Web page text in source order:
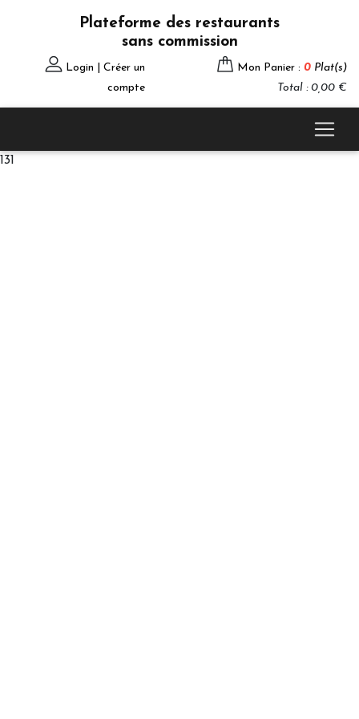
Plateforme des restaurants
sans commission
Login | Créer un
compte
Mon Panier : 0 Plat(s)
Total : 0,00 €
131